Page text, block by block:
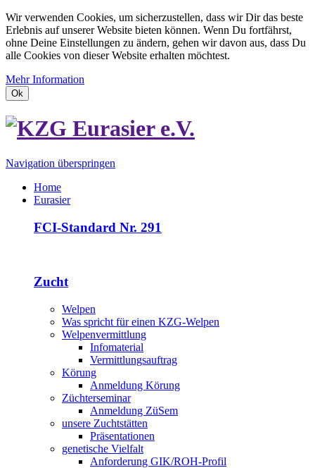
Wir verwenden Cookies, um sicherzustellen, dass wir Dir das beste
Erlebnis auf unserer Website bieten können. Wenn Du fortfährst,
ohne Deine Einstellungen zu ändern, gehen wir davon aus, dass Du
alle Cookies von dieser Website erhalten möchtest.
Mehr Information
Ok
Navigation überspringen
Home
Eurasier
FCI-Standard Nr. 291
Zucht
Welpen
Was spricht für einen KZG-Welpen
Welpenvermittlung
Infomaterial
Vermittlungsauftrag
Körung
Anmeldung Körung
Züchterseminar
Anmeldung ZüSem
unsere Zuchtstätten
Präsentationen
genetische Vielfalt
Anforderung GIK/ROH-Profil